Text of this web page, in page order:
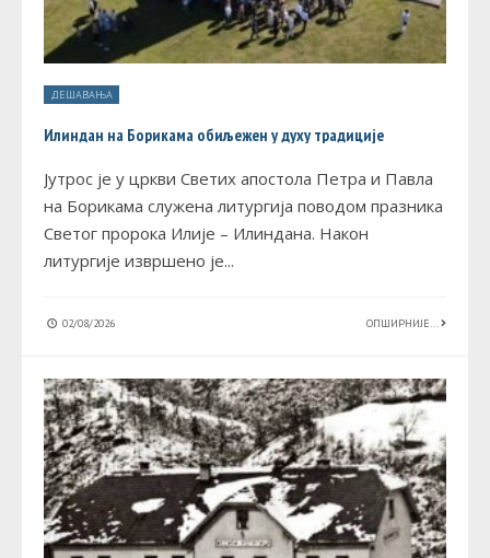
ДЕШАВАЊА
Илиндан на Борикама обиљежен у духу традиције
Јутрос је у цркви Светих апостола Петра и Павла
на Борикама служена литургија поводом празника
Светог пророка Илије – Илиндана. Након
литургије извршено је...
02/08/2026 ОПШИРНИЈЕ...